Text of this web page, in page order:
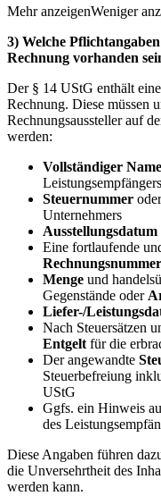
Mehr anzeigenWeniger
3) Welche
Rechnung vorhanden
Der § 14 UStG enthält
Rechnung. Diese müssen
Rechnungsaussteller auf
werden:
Vollständiger
Steuernummer
Unternehmers
Ausstellungsdatum
Eine fortlaufende
Rechnungsnummer
Menge und
Gegenstände oder
Liefer-/
Nach Steuersätzen
Entgelt für die
Der angewandte
Steuerbefreiung
UStG
Ggfs. ein Hinweis
des
Diese Angaben führen
die Unversehrtheit des
werden kann.